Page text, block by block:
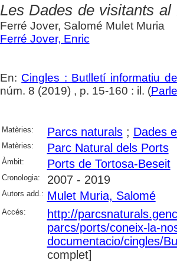
Les Dades de visitants
Ferré Jover, Salomé Mulet Muria
Ferré Jover, Enric
En: Cingles : Butlletí informatiu
núm. 8 (2019) , p. 15-160 : il. (
Matèries: Parcs naturals; Dades
Matèries: Parc Natural dels Ports
Àmbit: Ports de Tortosa-Beseit
Cronologia: 2007 - 2019
Autors add.: Mulet Muria, Salomé
Accés:
http://
parcs/ports/coneix-la-
documentacio/cingles/
complet]